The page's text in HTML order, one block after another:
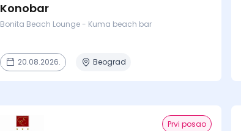
Konobar
Bonita Beach Lounge - Kuma beach bar
20.08.2026. Beograd
Prvi posao